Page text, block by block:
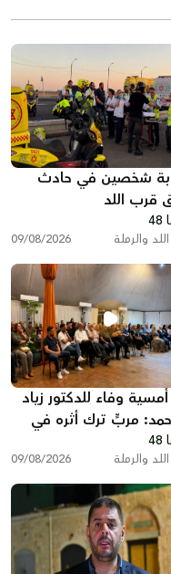
شخصين في حادث
قرب اللد
اللد والرملة 09/08/2026
وفاء للدكتور زياد
حمد: مربٍّ ترك أثره في
والقلوب وحمل ذاكرة
معه
اللد والرملة 09/08/2026